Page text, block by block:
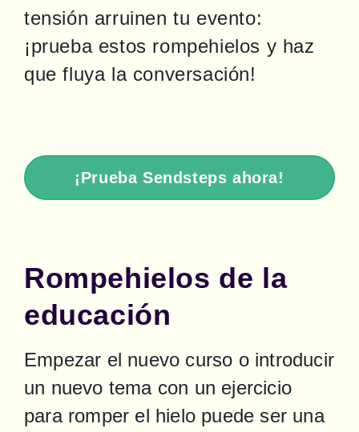
tensión arruinen tu evento:
¡prueba estos rompehielos y haz
que fluya la conversación!
¡Prueba Sendsteps ahora!
Rompehielos de la
educación
Empezar el nuevo curso o introducir
un nuevo tema con un ejercicio
para romper el hielo puede ser una